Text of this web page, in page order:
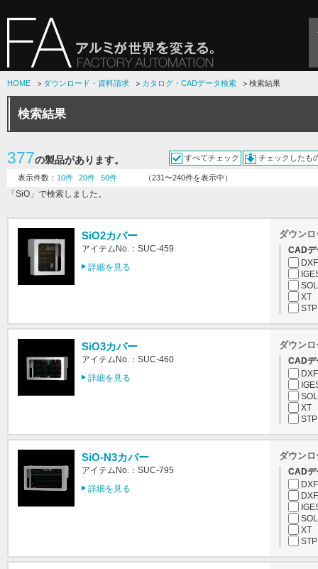
HOME ダウンロード・資料請求 カタログ・CADデータ検索 検索結果
検索結果
377の製品があります。 すべてチェック チェックしたも
表示件数： 10件 20件 50件 （231〜240件を表示中）
「SiO」で検索しました。
SiO2カバー
アイテムNo.：SUC-459
詳細を見る
ダウンロ
CADデ
DXF
XT
STP
SiO3カバー
アイテムNo.：SUC-460
詳細を見る
ダウンロ
CADデ
DXF
XT
STP
SiO-N3カバー
アイテムNo.：SUC-795
詳細を見る
ダウンロ
CADデ
DXF
XT
STP